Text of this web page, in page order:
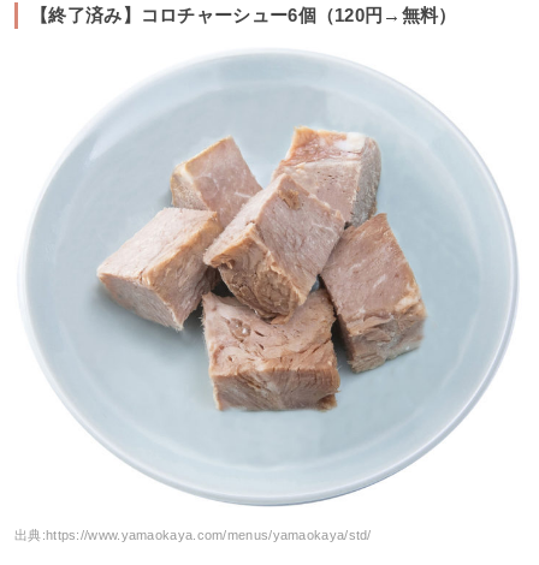
【終了済み】コロチャーシュー6個（120円→無料）
出典:https://www.yamaokaya.com/menus/yamaokaya/std/